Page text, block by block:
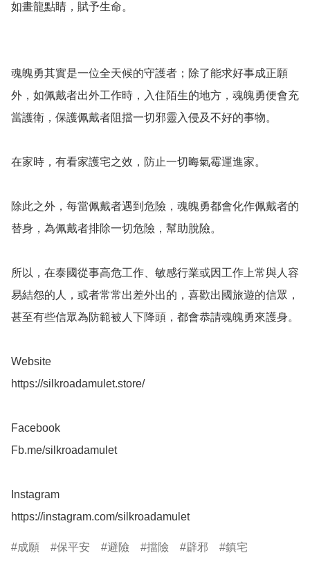
如畫龍點睛，賦予生命。
魂魄勇其實是一位全天候的守護者；除了能求好事成正願
外，如佩戴者出外工作時，入住陌生的地方，魂魄勇便會充
當護衛，保護佩戴者阻擋一切邪靈入侵及不好的事物。
在家時，有看家護宅之效，防止一切晦氣霉運進家。
除此之外，每當佩戴者遇到危險，魂魄勇都會化作佩戴者的
替身，為佩戴者排除一切危險，幫助脫險。
所以，在泰國從事高危工作、敏感行業或因工作上常與人容
易結怨的人，或者常常出差外出的，喜歡出國旅遊的信眾，
甚至有些信眾為防範被人下降頭，都會恭請魂魄勇來護身。
Website
https://silkroadamulet.store/
Facebook
Fb.me/silkroadamulet
Instagram
成願 保平安 避險 擋險 辟邪 鎮宅